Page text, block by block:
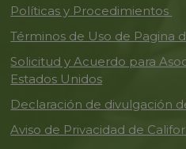
Políticas y Procedimientos
Términos de Uso de Pagina
Solicitud y Acuerdo para
Estados Unidos
Declaración de divulgación
Aviso de Privacidad de